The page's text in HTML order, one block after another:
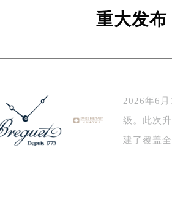
上海市徐汇区虹桥路3号港汇中心写
扬州市邗江区国展路29号星耀天地写
盐城市盐都区世纪大道5号盐城金融
泰州市海陵区永定东路399号置地商
重大发布
2026年6
级。此次
建了覆盖